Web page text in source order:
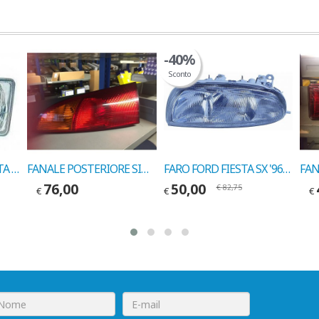
FARO H4 SX FORD FIESTA '84->'89 COD.MARELLI 712037021129 FANALE POSTERIORE SINISTRO FORD FOCUS 4P 1998->2001 COD. TEPALUX 154053
€ 76,00
-40%
Sconto
FARO FORD FIESTA SX '96->'99 H1+H7 COD.FORES F0230
€ 50,00 €82,75 €